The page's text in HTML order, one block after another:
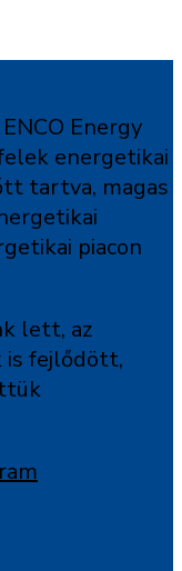
Energy
energetikai
tartva, magas
piacon
lett, az
is fejlődött,